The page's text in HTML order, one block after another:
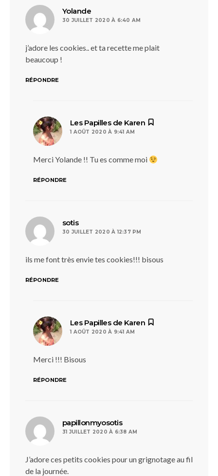
Yolande
30 JUILLET 2020 À 6:40 AM
j’adore les cookies.. et ta recette me plait
beaucoup !
RÉPONDRE
Les Papilles de Karen
1 AOÛT 2020 À 9:41 AM
Merci Yolande !! Tu es comme moi
RÉPONDRE
sotisdit :
30 JUILLET 2020 À 12:37 PM
ils me font très envie tes cookies!!! bisous
RÉPONDRE
Les Papilles de Karen
1 AOÛT 2020 À 9:41 AM
Merci !!! Bisous
RÉPONDRE
papillonmyosotisdit :
31 JUILLET 2020 À 6:38 AM
J’adore ces petits cookies pour un grignotage au fil
de la journée.